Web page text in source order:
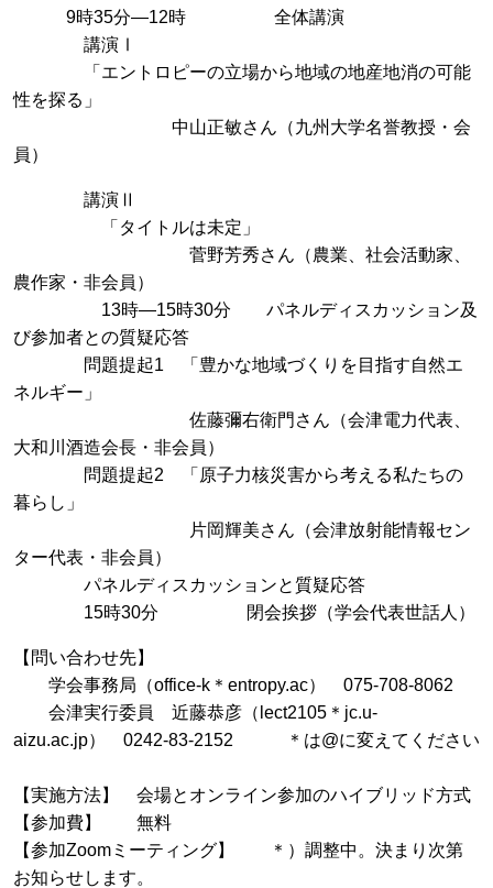
9時35分―12時 全体講演
講演Ⅰ
「エントロピーの立場から地域の地産地消の可能
性を探る」
中山正敏さん（九州大学名誉教授・会
員）
講演Ⅱ
「タイトルは未定」
菅野芳秀さん（農業、社会活動家、
農作家・非会員）
13時―15時30分 パネルディスカッション及
び参加者との質疑応答
問題提起1 「豊かな地域づくりを目指す自然エ
ネルギー」
佐藤彌右衛門さん（会津電力代表、
大和川酒造会長・非会員）
問題提起2 「原子力核災害から考える私たちの
暮らし」
片岡輝美さん（会津放射能情報セン
ター代表・非会員）
パネルディスカッションと質疑応答
15時30分 閉会挨拶（学会代表世話人）
【問い合わせ先】
学会事務局（office-k＊entropy.ac） 075-708-8062
会津実行委員 近藤恭彦（lect2105＊jc.u-
aizu.ac.jp） 0242-83-2152 ＊は@に変えてください
【実施方法】 会場とオンライン参加のハイブリッド方式
【参加費】 無料
【参加Zoomミーティング】 ＊）調整中。決まり次第
お知らせします。